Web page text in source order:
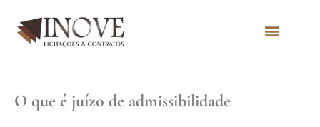
O que é juízo de admissibilidade